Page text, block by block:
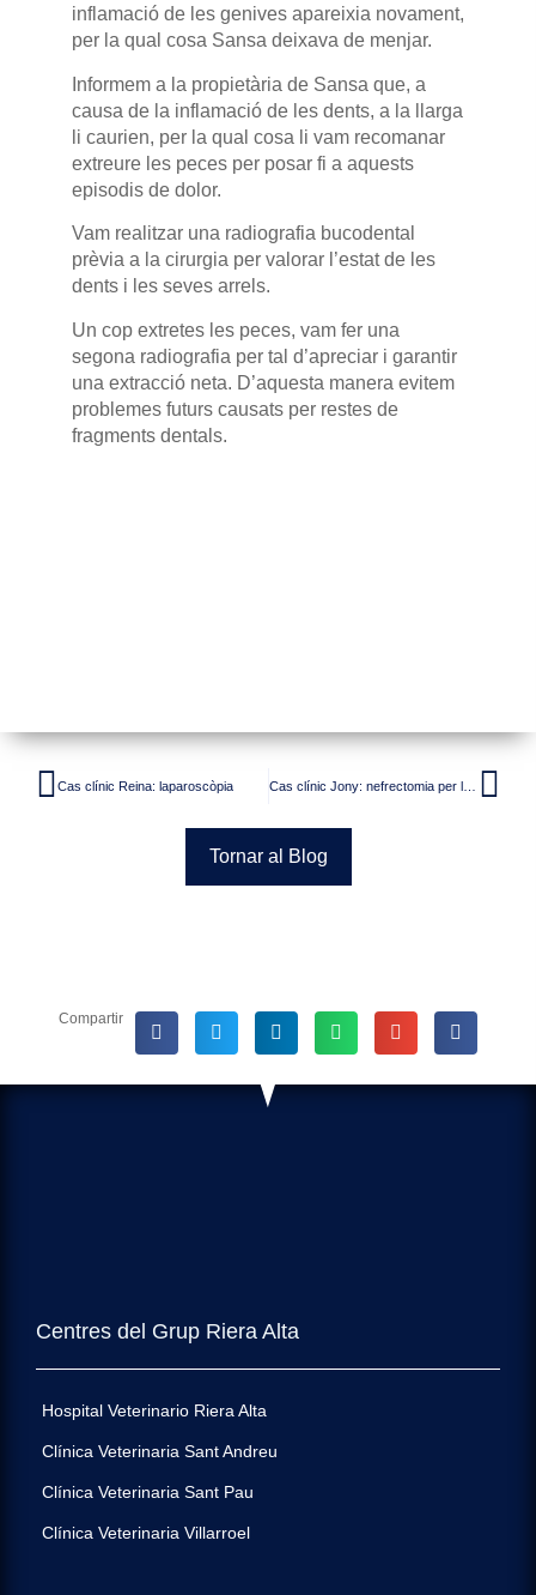
inflamació de les genives apareixia novament,
per la qual cosa Sansa deixava de menjar.
Informem a la propietària de Sansa que, a
causa de la inflamació de les dents, a la llarga
li caurien, per la qual cosa li vam recomanar
extreure les peces per posar fi a aquests
episodis de dolor.
Vam realitzar una radiografia bucodental
prèvia a la cirurgia per valorar l’estat de les
dents i les seves arrels.
Un cop extretes les peces, vam fer una
segona radiografia per tal d’apreciar i garantir
una extracció neta. D’aquesta manera evitem
problemes futurs causats per restes de
fragments dentals.
Cas clínic Reina: laparoscòpia Cas clínic Jony: nefrectomia per laparoscòpia
Tornar al Blog
Compartir
Centres del Grup Riera Alta
Hospital Veterinario Riera Alta
Clínica Veterinaria Sant Andreu
Clínica Veterinaria Sant Pau
Clínica Veterinaria Villarroel